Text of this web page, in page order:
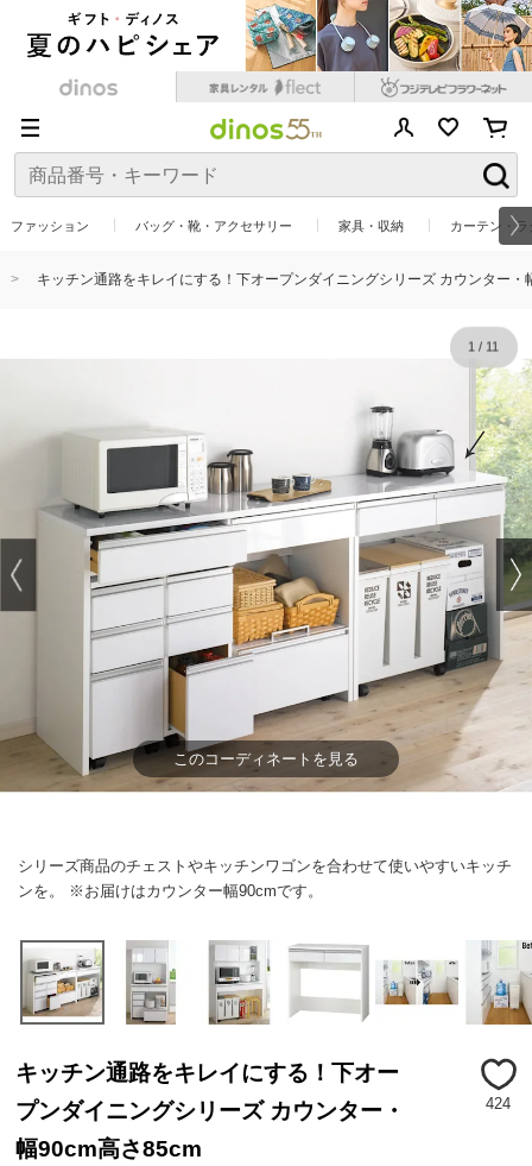
ファッション バッグ・靴・アクセサリー 家具・収納 カーテン・
キッチン通路をキレイにする！下オープンダイニングシリーズ カウンター・
このコーディネートを見る
シリーズ商品のチェストやキッチンワゴンを合わせて使いやすいキッチ
ンを。 ※お届けはカウンター幅90cmです。
1 / 11
キッチン通路をキレイにする！下オー
プンダイニングシリーズ カウンター・
幅90cm高さ85cm
424